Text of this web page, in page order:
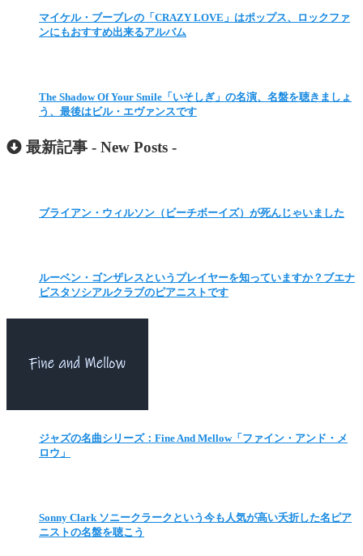
マイケル・ブーブレの「CRAZY LOVE」はポップス、ロックファ
ンにもおすすめ出来るアルバム
The Shadow Of Your Smile「いそしぎ」の名演、名盤を聴きましょ
う、最後はビル・エヴァンスです
最新記事 - New Posts -
ブライアン・ウィルソン（ビーチボーイズ）が死んじゃいました
ルーベン・ゴンザレスというプレイヤーを知っていますか？ブエナ
ビスタソシアルクラブのピアニストです
ジャズの名曲シリーズ：Fine And Mellow「ファイン・アンド・メ
ロウ」
Sonny Clark ソニークラークという今も人気が高い夭折した名ピア
ニストの名盤を聴こう